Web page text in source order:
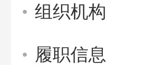
组织机构
履职信息